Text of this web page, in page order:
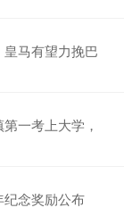
马有望力挽巴
一考上大学，
念奖励公布